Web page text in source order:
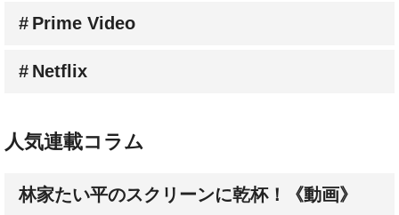
Prime Video
Netflix
人気連載コラム
林家たい平のスクリーンに乾杯！《動画》